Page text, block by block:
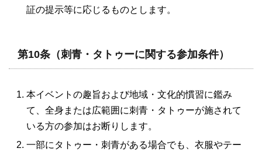
証の提示等に応じるものとします。
第10条（刺青・タトゥーに関する参加条件）
本イベントの趣旨および地域・文化的慣習に鑑み
て、全身または広範囲に刺青・タトゥーが施されて
いる方の参加はお断りします。
一部にタトゥー・刺青がある場合でも、衣服やテー